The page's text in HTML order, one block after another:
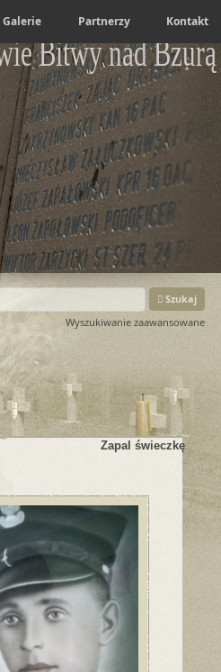
Galerie Partnerzy Kontakt
Bitwy nad Bzurą
Szukaj
Wyszukiwanie zaawansowane
Zapal świeczkę